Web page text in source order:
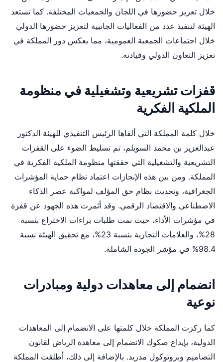
خلال تعزيز حضورها في اللجان والجمعيات المختلفة. كما تستعد
الهيئة لتنفيذ عدد من الفعاليات الجانبية لتعزيز حضورها الدولي
خلال اجتماعات الجمعية العمومية، مما يعكس دور المملكة في
تعزيز التعاون الدولي وقيادته.
قفزات تشريعية وتشغيلية في منظومة
الملكية الفكرية
خلال كلمة المملكة التي ألقاها الرئيس التنفيذي للهيئة الدكتور
عبدالعزيز بن محمد السويلم، تم تسليط الضوء على القفزات
التشريعية والتشغيلية التي حققتها منظومة الملكية الفكرية في
المملكة. ومن بين هذه الإنجازات اعتماد نظام حماية المؤشرات
الجغرافية، وتحديث نظام حق المؤلف لمواكبة عصر الذكاء
الاصطناعي والاقتصاد الرقمي. وقد أثمرت هذه الجهود عن قفزة
في مؤشرات الأداء، حيث نمت طلبات براءات الاختراع بنسبة
28%، والعلامات التجارية بنسبة 23%، مع تحقيق الهيئة نسبة
98.4% في مؤشر الجودة الشاملة.
انضمام إلى معاهدات دولية ومبادرات
نوعية
كما ركزت المملكة خلال كلمتها على الانضمام إلى المعاهدات
الدولية، بإيداع صكوك الانضمام إلى معاهدة الرياض لقانون
التصاميم وبروتوكول مدريد. بالإضافة إلى ذلك، أطلقت المملكة